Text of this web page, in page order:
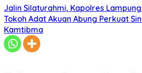
Jalin Silaturahmi, Kapolres
Tokoh Adat Akuan Abung Perkuat
Kamtibma